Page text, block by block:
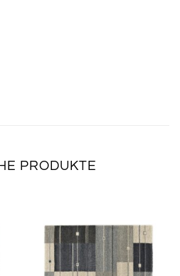
PRODUKTE